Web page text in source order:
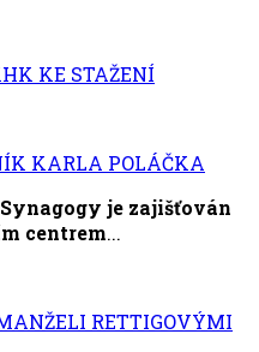
KE STAŽENÍ
KARLA POLÁČKA
je zajišťován
centrem...
RETTIGOVÝMI